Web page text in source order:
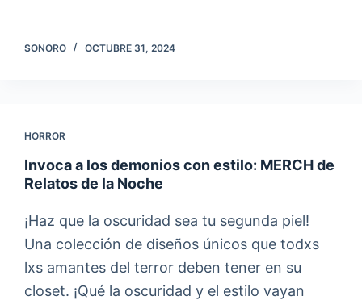
SONORO OCTUBRE 31, 2024
HORROR
Invoca a los demonios con estilo: MERCH de
Relatos de la Noche
¡Haz que la oscuridad sea tu segunda piel!
Una colección de diseños únicos que todxs
lxs amantes del terror deben tener en su
closet. ¡Qué la oscuridad y el estilo vayan